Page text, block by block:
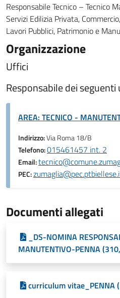
Responsabile Tecnico – Tecnico
Servizi Edilizia Privata,
Lavori Pubblici, Patrimonio e
Organizzazione
Uffici
Responsabile dei seguenti
AREA: TECNICO -
Indirizzo:Via Roma 18/B
Telefono:015461457 int. 2
Email:
PEC:
Documenti allegati
_DS-NOMINA
MANUTENTIVO-PENNA
curriculum vitae_PENNA